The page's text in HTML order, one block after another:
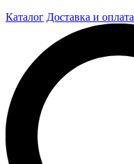
Каталог Доставка и оплата